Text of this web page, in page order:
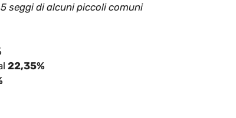
seggi di alcuni piccoli comuni
22,35%